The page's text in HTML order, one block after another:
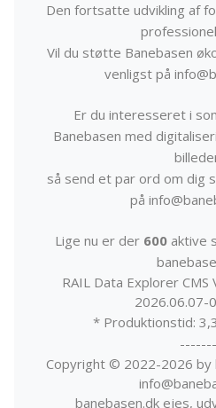
Den fortsatte udvikling af
Vil du støtte Banebasen
venligst på
Er du interesseret i
Banebasen med
så send et par ord om dig
på
Lige nu er der 600aktive
RAIL Data Explorer CMS
2026.06.07-
* Produktionstid:
-------
Copyright © 2022-2026 by
banebasen.dk ejes,